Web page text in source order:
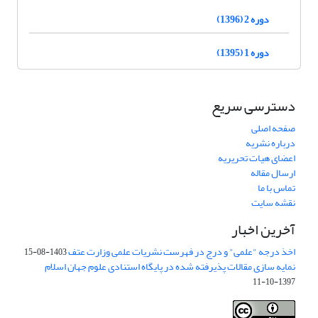
دوره 2 (1396)
دوره 1 (1395)
دسترسی سریع
صفحه اصلی
درباره نشریه
اعضای هیات تحریریه
ارسال مقاله
تماس با ما
نقشه سایت
آخرین اخبار
اخذ درجه "علمی" و درج در فهرست نشریات علمی وزارت عتف1403-08-15
نمایه سازی مقالات پذیرفته شده در پایگاه استنادی علوم جهان اسلام
1397-10-11